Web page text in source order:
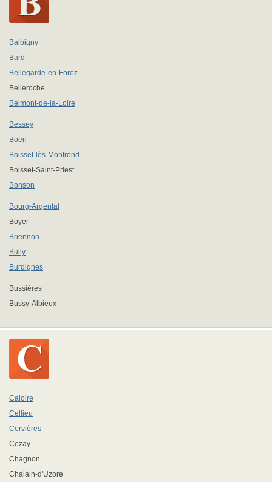
Balbigny
Bard
Bellegarde-en-Forez
Belleroche
Belmont-de-la-Loire
Bessey
Boën
Boisset-lès-Montrond
Boisset-Saint-Priest
Bonson
Bourg-Argental
Boyer
Briennon
Bully
Burdignes
Bussières
Bussy-Albieux
Caloire
Cellieu
Cervières
Cezay
Chagnon
Chalain-d'Uzore